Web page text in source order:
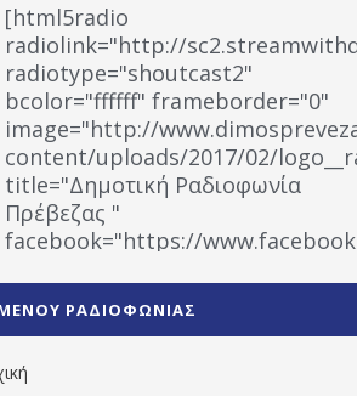
[html5radio
radiolink="http://
radiotype="shoutcast2"
bcolor="ffffff" frameborder="0"
image="http://
content/uploads/2017/02/
title="Δημοτική Ραδιοφωνία
Πρέβεζας "
facebook="https://
1531194763766854/" artist="" ]
ΡΑΔΙΟΦΩΝΙΑΣ